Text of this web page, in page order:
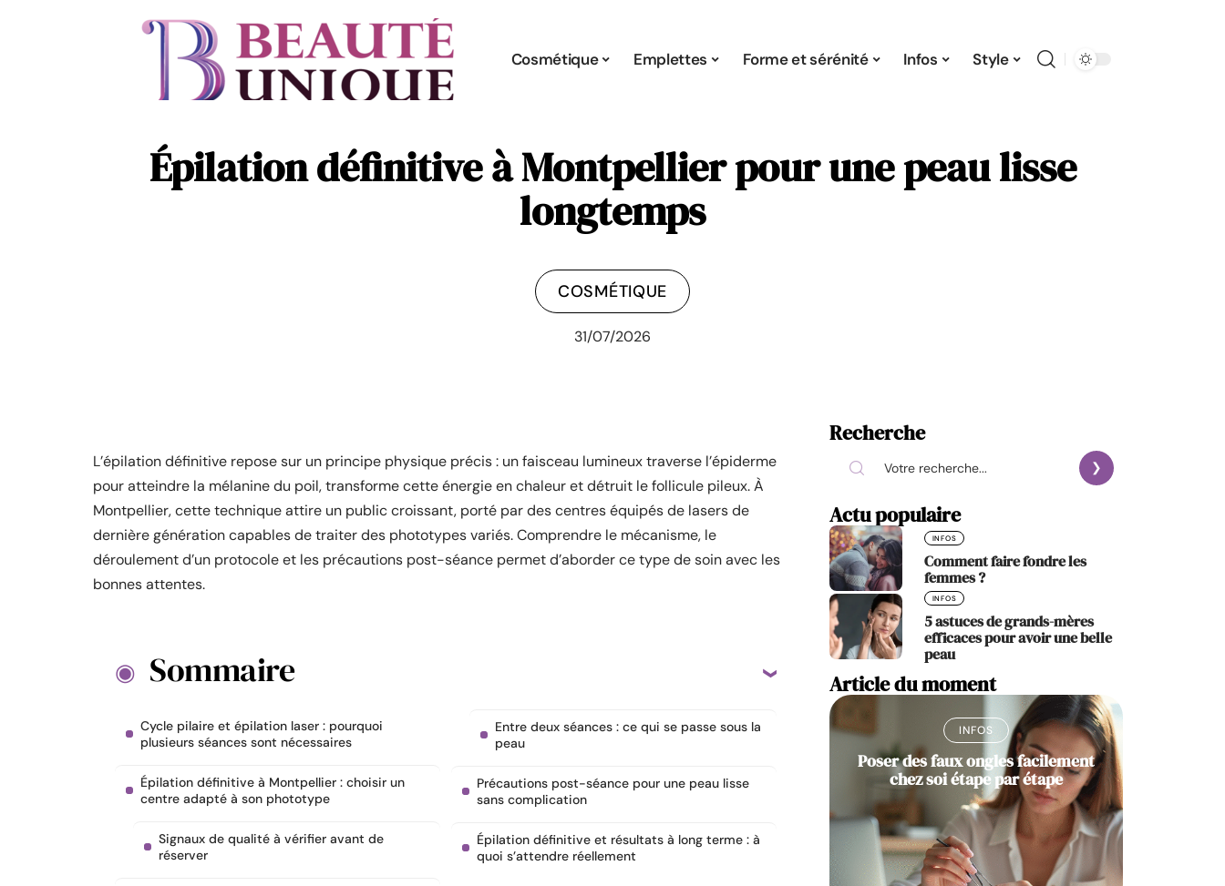
Cosmétique Emplettes Forme et sérénité Infos Style
Épilation définitive à Montpellier pour une peau lisse
longtemps
COSMÉTIQUE
31/07/2026
L’épilation définitive repose sur un principe physique précis : un faisceau lumineux traverse l’épiderme
pour atteindre la mélanine du poil, transforme cette énergie en chaleur et détruit le follicule pileux. À
Montpellier, cette technique attire un public croissant, porté par des centres équipés de lasers de
dernière génération capables de traiter des phototypes variés. Comprendre le mécanisme, le
déroulement d’un protocole et les précautions post-séance permet d’aborder ce type de soin avec les
bonnes attentes.
Sommaire
Cycle pilaire et épilation laser : pourquoi
plusieurs séances sont nécessaires
Épilation définitive à Montpellier : choisir un
centre adapté à son phototype
Signaux de qualité à vérifier avant de
réserver
Entre deux séances : ce qui se passe sous la
peau
Précautions post-séance pour une peau lisse
sans complication
Épilation définitive et résultats à long terme : à
quoi s’attendre réellement
Recherche
Actu populaire
INFOS
Comment faire fondre les
femmes ?
INFOS
5 astuces de grands-mères
efficaces pour avoir une belle
peau
Article du moment
INFOS
Poser des faux ongles facilement
chez soi étape par étape